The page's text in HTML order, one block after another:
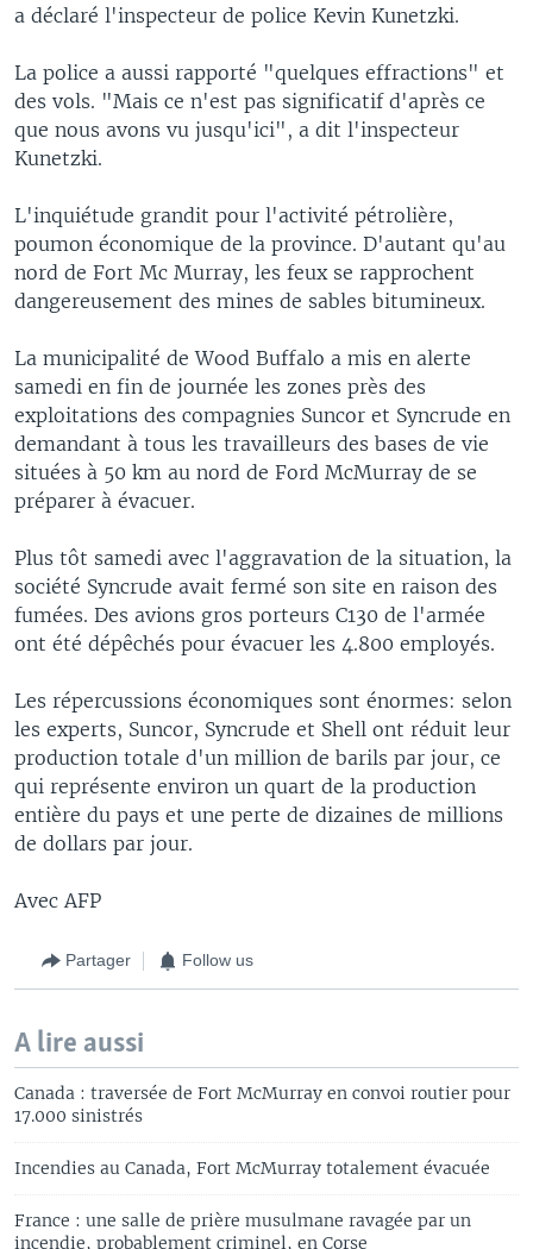
a déclaré l'inspecteur de police Kevin Kunetzki.
La police a aussi rapporté "quelques effractions" et
des vols. "Mais ce n'est pas significatif d'après ce
que nous avons vu jusqu'ici", a dit l'inspecteur
Kunetzki.
L'inquiétude grandit pour l'activité pétrolière,
poumon économique de la province. D'autant qu'au
nord de Fort Mc Murray, les feux se rapprochent
dangereusement des mines de sables bitumineux.
La municipalité de Wood Buffalo a mis en alerte
samedi en fin de journée les zones près des
exploitations des compagnies Suncor et Syncrude en
demandant à tous les travailleurs des bases de vie
situées à 50 km au nord de Ford McMurray de se
préparer à évacuer.
Plus tôt samedi avec l'aggravation de la situation, la
société Syncrude avait fermé son site en raison des
fumées. Des avions gros porteurs C130 de l'armée
ont été dépêchés pour évacuer les 4.800 employés.
Les répercussions économiques sont énormes: selon
les experts, Suncor, Syncrude et Shell ont réduit leur
production totale d'un million de barils par jour, ce
qui représente environ un quart de la production
entière du pays et une perte de dizaines de millions
de dollars par jour.
Avec AFP
Partager Follow us
A lire aussi
Canada : traversée de Fort McMurray en convoi routier pour
17.000 sinistrés
Incendies au Canada, Fort McMurray totalement évacuée
France : une salle de prière musulmane ravagée par un
incendie, probablement criminel, en Corse